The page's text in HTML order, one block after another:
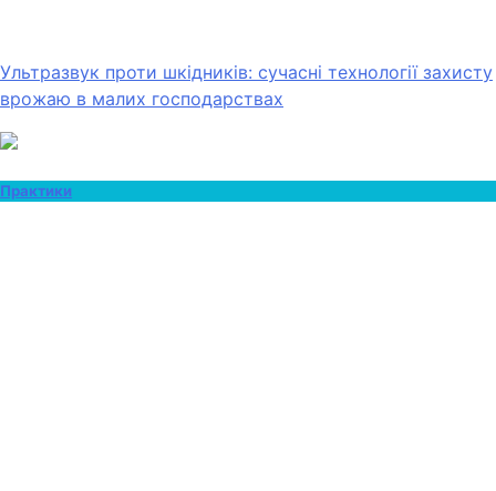
Ультразвук проти шкідників: сучасні технології захисту
врожаю в малих господарствах
Практики